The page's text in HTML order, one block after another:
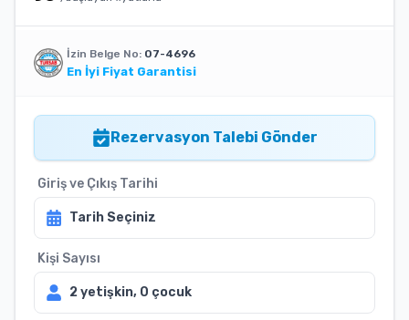
İzin Belge No: 07-4696
En İyi Fiyat Garantisi
Rezervasyon Talebi Gönder
Giriş ve Çıkış Tarihi
Tarih Seçiniz
Kişi Sayısı
2yetişkin, 0 çocuk